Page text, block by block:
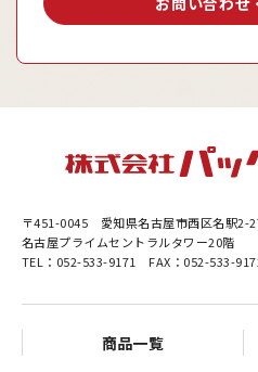
〒451-0045 愛知県名古屋市西区名駅2-
名古屋プライムセントラルタワー20階
TEL：052-533-9171 FAX：052-533-
商品一覧